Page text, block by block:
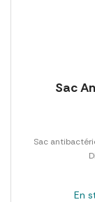
Sac
Sac
En